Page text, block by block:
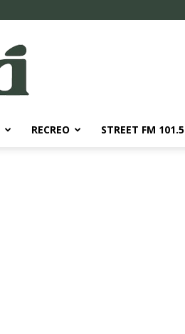
RECREO STREET FM 101.5